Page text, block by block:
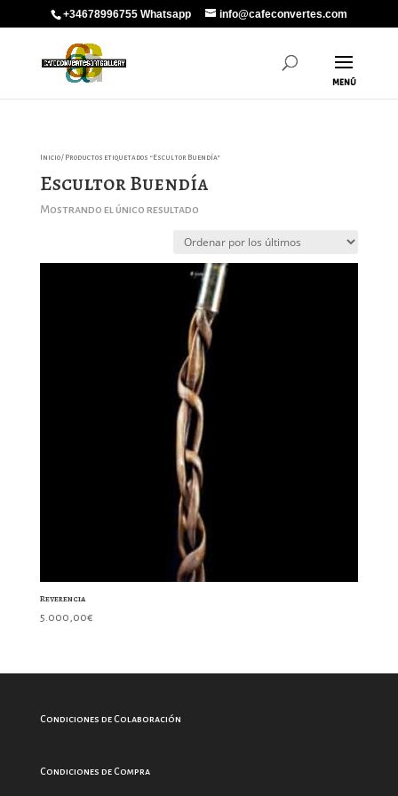
+34678996755 Whatsapp info@cafeconvertes.com
Inicio/ Productos etiquetados “Escultor Buendía”
Escultor Buendía
Mostrando el único resultado
Reverencia
5.000,00€
Condiciones de Colaboración
Condiciones de Compra